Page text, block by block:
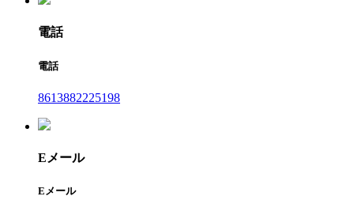
電話
電話
8613882225198
Eメール
Eメール